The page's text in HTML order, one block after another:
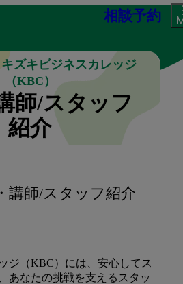
相談予約
ズキビジネスカレッジ
（KBC）
師/スタッフ
紹介
講師/スタッフ紹介
ジ（KBC）には、安心してス
あなたの挑戦を支えるスタッ